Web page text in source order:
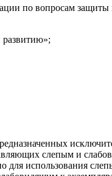
по вопросам
слепым и
для использования